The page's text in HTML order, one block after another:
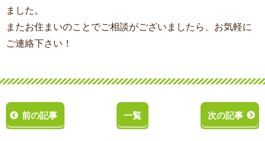
ました。
またお住まいのことでご相談がございましたら、お気軽に
ご連絡下さい！
前の記事 一覧 次の記事